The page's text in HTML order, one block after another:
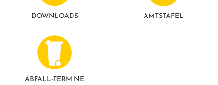
DOWNLOADS AMTSTAFEL
ABFALL-TERMINE